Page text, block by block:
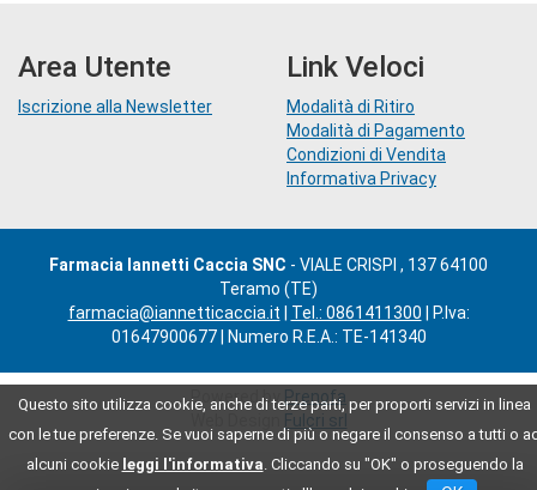
Questo sito utilizza cookie, anche di terze parti, per proporti servizi in linea
con le tue preferenze. Se vuoi saperne di più o negare il consenso a tutti o
alcuni cookie leggi l'informativa . Cliccando su "OK" o proseguendo la
Area Utente
Iscrizione alla Newsletter
Link Veloci
Modalità di Ritiro
Modalità di Pagamento
Condizioni di Vendita
Informativa Privacy
Farmacia Iannetti Caccia SNC - VIALE CRISPI , 137 64100
Teramo (TE)
farmacia@iannetticaccia.it
Tel.: 0861411300 | P.Iva:
01647900677 | Numero R.E.A.: TE-141340
Powered by
Prenofa
Fulcri srl